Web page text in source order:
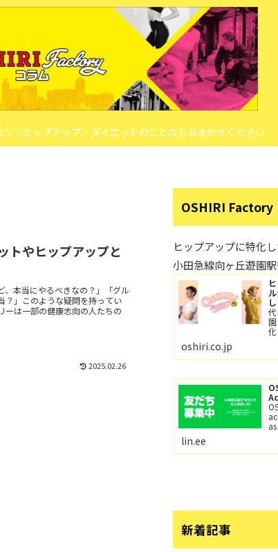
｜ヒップアップ・ダイエットのことならおまかせください
トやヒップアップと
、本当にやるべきなの？」「グル
？」このような疑問を持ってい
ーは一部の健康志向の人たちの
2025.02.26
OSHIRI Factory
ヒップアップに特化
小田急線向ヶ丘遊園
oshiri.co.jp
lin.ee
新着記事